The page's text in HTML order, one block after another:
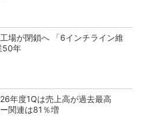
場が閉鎖へ 「6インチライン維
50年
年度1Qは売上高が過去最高
関連は81％増